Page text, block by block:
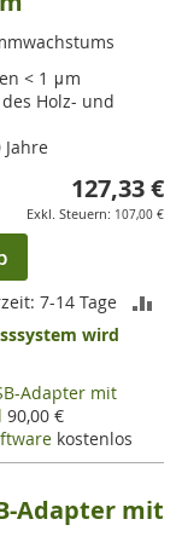
< 1 μm
Holz- und
127,33 €
107,00 €
7-14 Tage
wird
Adapter mit
90,00 €
kostenlos
Adapter mit